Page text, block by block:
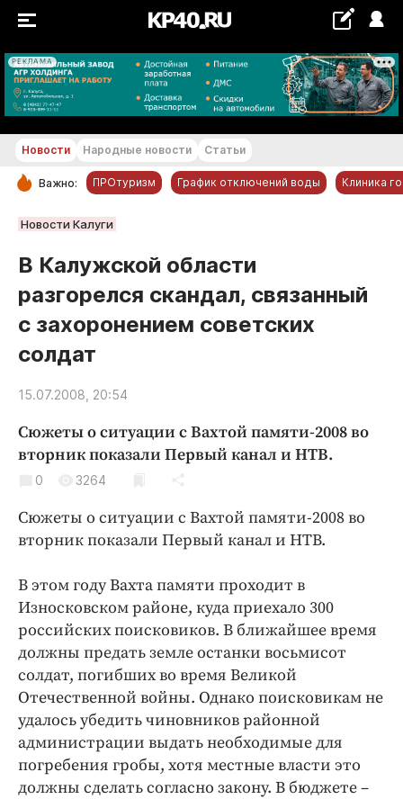
РЕКЛАМА
+19...+20 °С
РУБРИКИ
Новости компаний
Статьи
Народные новости
Авто и транспорт
Благоустройство
Культура
Недвижимость и ЖКХ
Общество
Погода
Праздники
Происшествия
Спорт
Экономика и бизнес
ПРОЕКТЫ
Блоги
Издания
Медиаперсона
Новости Народные новости Статьи
Важно: ПРОтуризм График отключений воды Клиника
Новости Калуги
В Калужской области
разгорелся скандал, связанный
с захоронением советских
солдат
15.07.2008, 20:54
Сюжеты о ситуации с Вахтой памяти-2008 во
вторник показали Первый канал и НТВ.
0 3264
Сюжеты о ситуации с Вахтой памяти-2008 во
вторник показали Первый канал и НТВ.
В этом году Вахта памяти проходит в
Износковском районе, куда приехало 300
российских поисковиков. В ближайшее время
должны предать земле останки восьмисот
солдат, погибших во время Великой
Отечественной войны. Однако поисковикам не
удалось убедить чиновников районной
администрации выдать необходимые для
погребения гробы, хотя местные власти это
должны сделать согласно закону. В бюджете –